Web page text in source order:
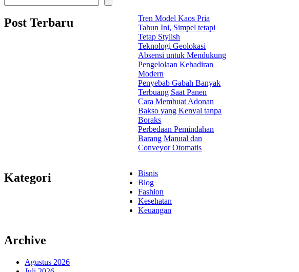
Post Terbaru
Tren Model Kaos Pria
Tahun Ini, Simpel tetapi
Tetap Stylish
Teknologi Geolokasi
Absensi untuk Mendukung
Pengelolaan Kehadiran
Modern
Penyebab Gabah Banyak
Terbuang Saat Panen
Cara Membuat Adonan
Bakso yang Kenyal tanpa
Boraks
Perbedaan Pemindahan
Barang Manual dan
Conveyor Otomatis
Kategori
Bisnis
Blog
Fashion
Kesehatan
Keuangan
Archive
Agustus 2026